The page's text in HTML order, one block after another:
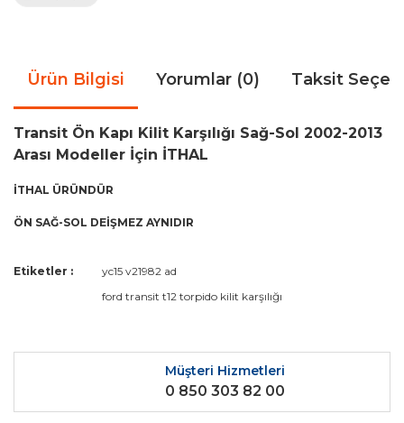
Ürün Bilgisi Yorumlar (0) Taksit
Transit Ön Kapı Kilit Karşılığı Sağ-Sol 2002-2013
Arası Modeller İçin İTHAL
İTHAL ÜRÜNDÜR
ÖN SAĞ-SOL DEİŞMEZ AYNIDIR
Bu ürüne ilk yorumu siz yapın!
Yorum Yaz
Bu ürünün fiyat bilgisi, resim, ürün açıklamalarında ve diğer
kullanarak tarafımıza iletebilirsiniz.
Ürün resmi kalitesiz, bozuk veya görüntülenemiyor.
Ürün açıklamasında eksik bilgiler bulunuyor.
Ürün bilgilerinde hatalar bulunuyor.
Etiketler :
yc15 v21982 ad
ford transit t12 torpido kilit karşılığı
Müşteri Hizmetleri
0 850 303 82 00